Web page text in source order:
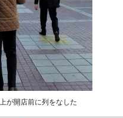
が開店前に列をなした